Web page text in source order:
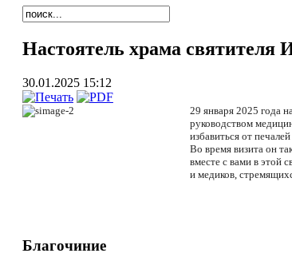
Настоятель храма святителя
30.01.2025 15:12
29 января 2025 года
руководством
избавиться от
Во время визита он
вместе с вами в этой
и медиков,
Благочиние